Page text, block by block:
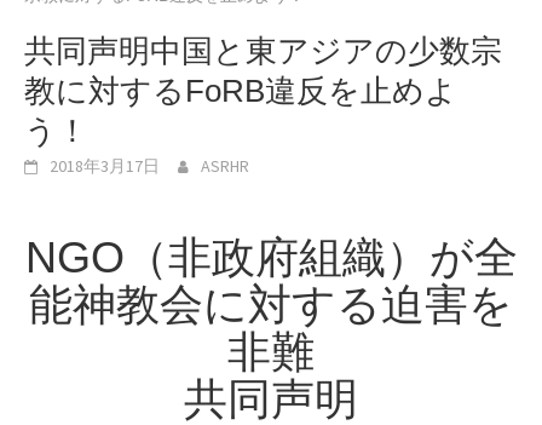
共同声明中国と東アジアの少数宗
教に対するFoRB違反を止めよ
う！
2018年3月17日 ASRHR
NGO（非政府組織）が全
能神教会に対する迫害を
非難
共同声明